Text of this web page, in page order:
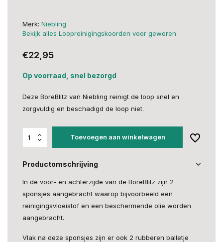
Merk: Niebling
Bekijk alles Loopreinigingskoorden voor geweren
€22,95
Op voorraad, snel bezorgd
Deze BoreBlitz van Niebling reinigt de loop snel en
zorgvuldig en beschadigd de loop niet.
Toevoegen aan winkelwagen
Productomschrijving
In de voor- en achterzijde van de BoreBlitz zijn 2
sponsjes aangebracht waarop bijvoorbeeld een
reinigingsvloeistof en een beschermende olie worden
aangebracht.
Vlak na deze sponsjes zijn er ook 2 rubberen balletje